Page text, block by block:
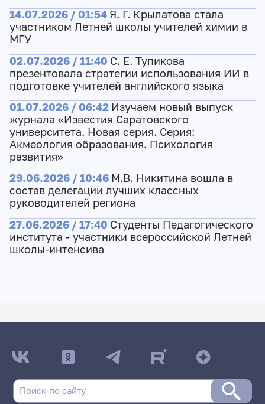
14.07.2026 / 01:54 Я. Г. Крылатова стала
участником Летней школы учителей химии в
МГУ
02.07.2026 / 11:40 С. Е. Тупикова
презентовала стратегии использования ИИ в
подготовке учителей английского языка
01.07.2026 / 06:42 Изучаем новый выпуск
журнала «Известия Саратовского
университета. Новая серия. Серия:
Акмеология образования. Психология
развития»
29.06.2026 / 10:46 М.В. Никитина вошла в
состав делегации лучших классных
руководителей региона
27.06.2026 / 17:40 Студенты Педагогического
института - участники всероссийской Летней
школы-интенсива